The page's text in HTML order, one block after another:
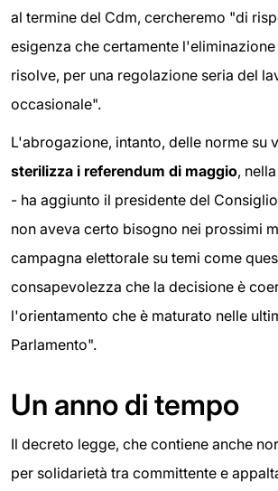
al termine del Cdm, cercheremo "di
esigenza che certamente
risolve, per una regolazione seria del
occasionale".
L'abrogazione, intanto, delle norme su
sterilizza i referendum di maggio,
- ha aggiunto il presidente del
non aveva certo bisogno nei prossimi
campagna elettorale su temi come
consapevolezza che la decisione è
l'orientamento che è maturato nelle
Parlamento".
Un anno di tempo
Il decreto legge, che contiene anche
per solidarietà tra committente e